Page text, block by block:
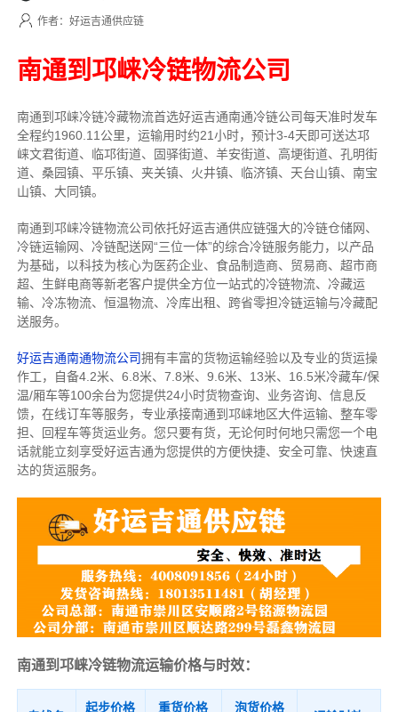
作者：好运吉通供应链
南通到邛崃冷链物流公司
南通到邛崃冷链冷藏物流首选好运吉通南通冷链公司每天准时发车
全程约1960.11公里，运输用时约21小时，预计3-4天即可送达邛
崃文君街道、临邛街道、固驿街道、羊安街道、高埂街道、孔明街
道、桑园镇、平乐镇、夹关镇、火井镇、临济镇、天台山镇、南宝
山镇、大同镇。
南通到邛崃冷链物流公司依托好运吉通供应链强大的冷链仓储网、
冷链运输网、冷链配送网“三位一体”的综合冷链服务能力，以产品
为基础，以科技为核心为医药企业、食品制造商、贸易商、超市商
超、生鲜电商等新老客户提供全方位一站式的冷链物流、冷藏运
输、冷冻物流、恒温物流、冷库出租、跨省零担冷链运输与冷藏配
送服务。
好运吉通南通物流公司拥有丰富的货物运输经验以及专业的货运操
作工，自备4.2米、6.8米、7.8米、9.6米、13米、16.5米冷藏车/保
温/厢车等100余台为您提供24小时货物查询、业务咨询、信息反
馈，在线订车等服务， 专业承接南通到邛崃地区大件运输、整车零
担、回程车等货运业务。 您只要有货，无论何时何地只需您一个电
话就能立刻享受好运吉通为您提供的方便快捷、安全可靠、快速直
达的货运服务。
南通到邛崃冷链物流运输价格与时效：
起步价格
重货价格
泡货价格